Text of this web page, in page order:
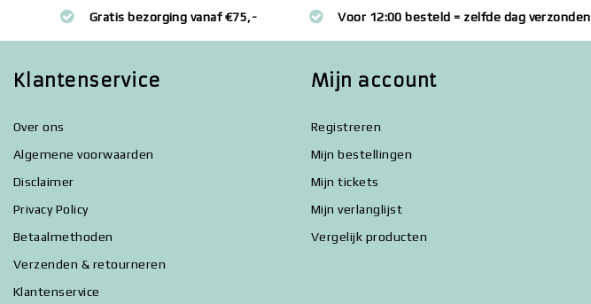
Gratis bezorging vanaf €75,- Voor 12:00 besteld = zelfde dag verzonden
Klantenservice
Over ons
Algemene voorwaarden
Disclaimer
Privacy Policy
Betaalmethoden
Verzenden & retourneren
Klantenservice
Mijn account
Registreren
Mijn bestellingen
Mijn tickets
Mijn verlanglijst
Vergelijk producten